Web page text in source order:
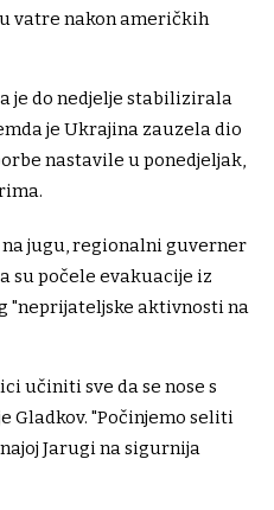
vatre nakon američkih
je do nedjelje stabilizirala
je Ukrajina zauzela dio
nastavile u ponedjeljak,
jugu, regionalni guverner
su počele evakuacije iz
"neprijateljske aktivnosti na
učiniti sve da se nose s
Gladkov. "Počinjemo seliti
Jarugi na sigurnija